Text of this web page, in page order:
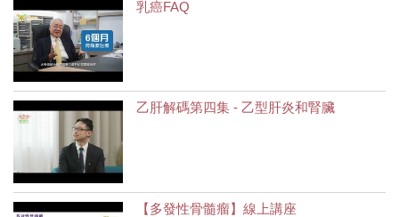
乳癌FAQ
乙肝解碼第四集 - 乙型肝炎和腎臟
【多發性骨髓瘤】線上講座